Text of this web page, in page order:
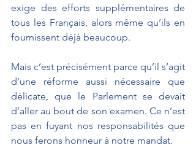
exige des efforts supplémentaires de
tous les Français, alors même qu’ils en
fournissent déjà beaucoup.
Mais c’est précisément parce qu’il s’agit
d’une réforme aussi nécessaire que
délicate, que le Parlement se devait
d’aller au bout de son examen. Ce n’est
pas en fuyant nos responsabilités que
nous ferons honneur à notre mandat.